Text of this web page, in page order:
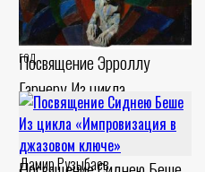
Дамир Рузыбаев
Холст, масло Шамот, ангоб - 1999
год
Посвящение Эрроллу
Гарнеру Из цикла
«Импровизация в джазовом
ключе»
Дамир Рузыбаев